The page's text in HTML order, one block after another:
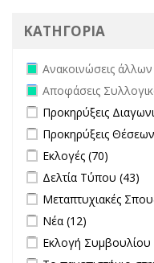
ΚΑΤΗΓΟΡΙΑ
Remove
Ανακοινώσεις
Remove Αποφάσεις
Αποφάσεις
Apply Προκηρύξεις
Προκηρύξεις
Apply Προκηρύξεις
Προκηρύξεις
Apply Εκλογές filter
Εκλογές (70)
Apply Δελτία Τύπου
Δελτία Τύπου (43)
ApplyΜεταπτυχιακές
Apply Νέα filter
Νέα (12)
Apply Εκλογή
Εκλογή Συμβουλίου